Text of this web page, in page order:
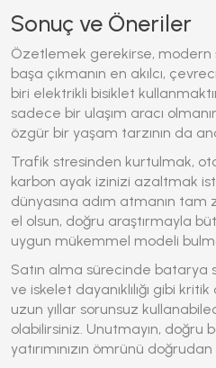
Sonuç ve Öneriler
Özetlemek gerekirse, modern
başa çıkmanın en akılcı,
biri elektrikli bisiklet
sadece bir ulaşım aracı
özgür bir yaşam tarzının da
Trafik stresinden kurtulmak,
karbon ayak izinizi azaltmak
dünyasına adım atmanın tam
el olsun, doğru araştırmayla
uygun mükemmel modeli
Satın alma sürecinde batarya
ve iskelet dayanıklılığı gibi
uzun yıllar sorunsuz
olabilirsiniz. Unutmayın, doğru
yatırımınızın ömrünü